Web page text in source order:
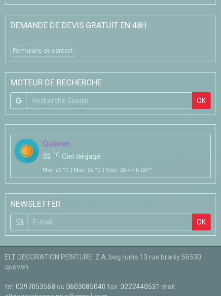
DEMANDE DE DEVIS GRATUIT EN 48H
Formulaire de contact
MOTEUR DE RECHERCHE
OK
Quéven
32 °C Ciel dégagé
Min: 25 °C | Max: 32 °C | Vent: 26 kmh 237°
NEWSLETTER
OK
ELT DECORATION PEINTURE Z.A. beg runio 13 rue branly 56530
queven
tel: 0297053568 ou 0603085040 fax: 0222440531 mail: